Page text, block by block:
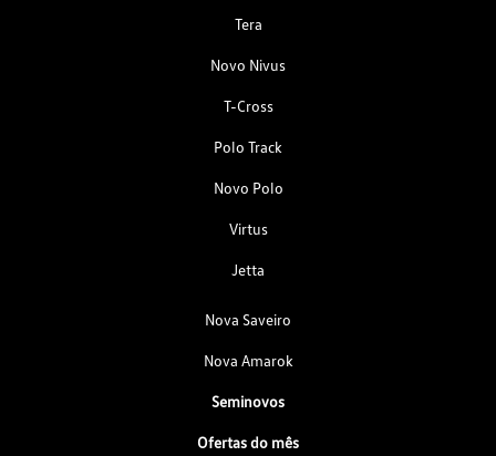
Tera
Novo Nivus
T-Cross
Polo Track
Novo Polo
Virtus
Jetta
Nova Saveiro
Nova Amarok
Seminovos
Ofertas do mês